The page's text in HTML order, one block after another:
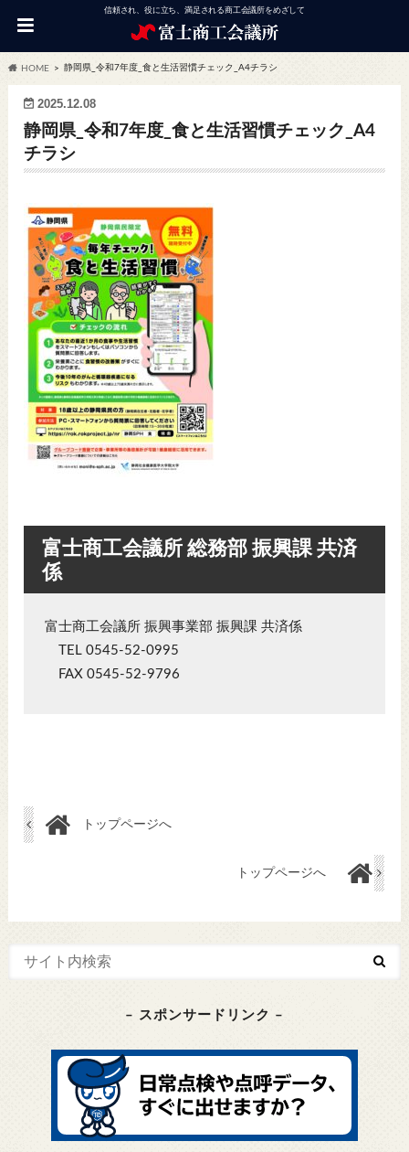
信頼され、役に立ち、満足される商工会議所をめざして
HOME 静岡県_令和7年度_食と生活習慣チェック_A4チラシ
2025.12.08
静岡県_令和7年度_食と生活習慣チェック_A4
チラシ
富士商工会議所 総務部 振興課 共済
係
富士商工会議所 振興事業部 振興課 共済係
TEL 0545-52-0995
FAX 0545-52-9796
トップページへ
トップページへ
– スポンサードリンク –